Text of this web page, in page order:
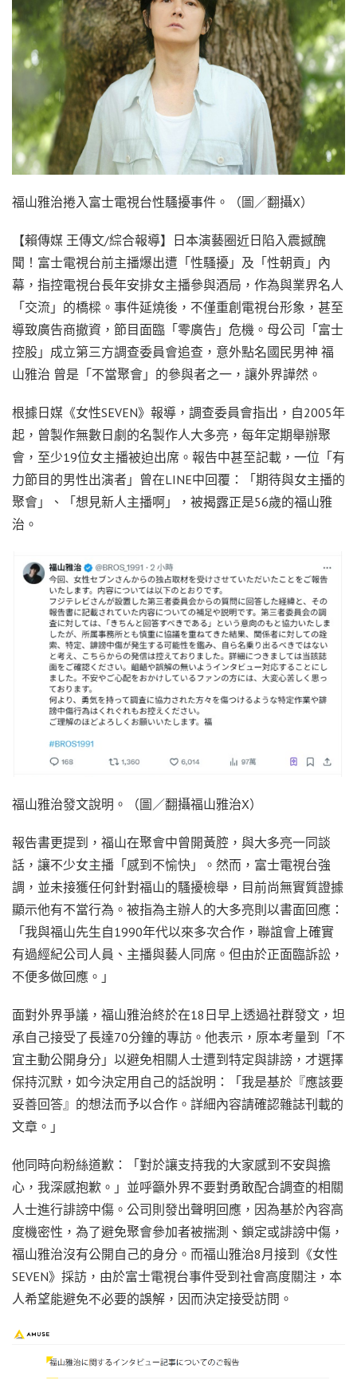
福山雅治捲入富士電視台性騷擾事件。（圖／翻攝X）
【賴傳媒 王傳文/綜合報導】日本演藝圈近日陷入震撼醜
聞！富士電視台前主播爆出遭「性騷擾」及「性朝貢」內
幕，指控電視台長年安排女主播參與酒局，作為與業界名人
「交流」的橋樑。事件延燒後，不僅重創電視台形象，甚至
導致廣告商撤資，節目面臨「零廣告」危機。母公司「富士
控股」成立第三方調查委員會追查，意外點名國民男神 福
山雅治 曾是「不當聚會」的參與者之一，讓外界譁然。
根據日媒《女性SEVEN》報導，調查委員會指出，自2005年
起，曾製作無數日劇的名製作人大多亮，每年定期舉辦聚
會，至少19位女主播被迫出席。報告中甚至記載，一位「有
力節目的男性出演者」曾在LINE中回覆：「期待與女主播的
聚會」、「想見新人主播啊」，被揭露正是56歲的福山雅
治。
福山雅治發文說明。（圖／翻攝福山雅治X）
報告書更提到，福山在聚會中曾開黃腔，與大多亮一同談
話，讓不少女主播「感到不愉快」。然而，富士電視台強
調，並未接獲任何針對福山的騷擾檢舉，目前尚無實質證據
顯示他有不當行為。被指為主辦人的大多亮則以書面回應：
「我與福山先生自1990年代以來多次合作，聯誼會上確實
有過經紀公司人員、主播與藝人同席。但由於正面臨訴訟，
不便多做回應。」
面對外界爭議，福山雅治終於在18日早上透過社群發文，坦
承自己接受了長達70分鐘的專訪。他表示，原本考量到「不
宜主動公開身分」以避免相關人士遭到特定與誹謗，才選擇
保持沉默，如今決定用自己的話說明：「我是基於『應該要
妥善回答』的想法而予以合作。詳細內容請確認雜誌刊載的
文章。」
他同時向粉絲道歉：「對於讓支持我的大家感到不安與擔
心，我深感抱歉。」並呼籲外界不要對勇敢配合調查的相關
人士進行誹謗中傷。公司則發出聲明回應，因為基於內容高
度機密性，為了避免聚會參加者被揣測、鎖定或誹謗中傷，
福山雅治沒有公開自己的身分。而福山雅治8月接到《女性
SEVEN》採訪，由於富士電視台事件受到社會高度關注，本
人希望能避免不必要的誤解，因而決定接受訪問。